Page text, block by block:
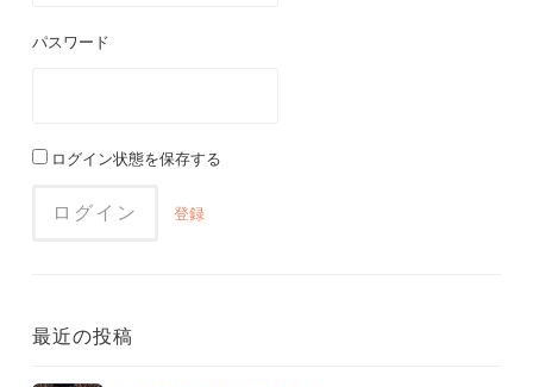
パスワード
ログイン状態を保存する
登録
最近の投稿